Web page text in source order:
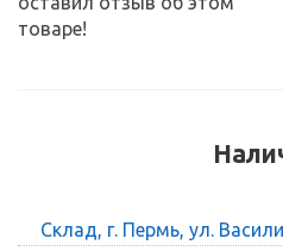
товаре!
Склад, г. Пермь, ул.